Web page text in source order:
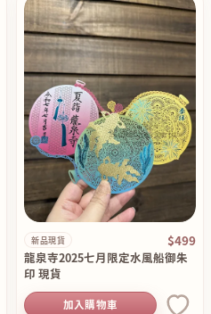
新品現貨 $499
龍泉寺2025七月限定水風船御朱
印 現貨
加入購物車